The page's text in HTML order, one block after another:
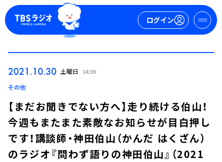
ログイン
2021.10.30 土曜日 14:39
その他
【まだお聞きでない方へ】走り続ける伯山！
今週もまたまた素敵なお知らせが目白押し
です！講談師・神田伯山（かんだ はくざん）
のラジオ『問わず語りの神田伯山』（2021